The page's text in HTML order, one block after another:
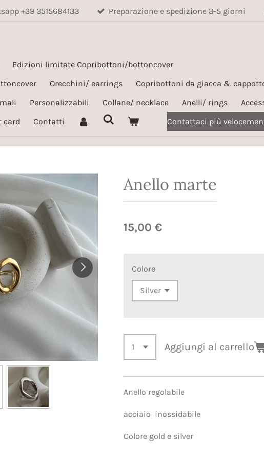
+39 3515684133 Preparazione e spedizione 3-5 giorni
Edizioni limitate Copribottoni/bottoncover
Orecchini/ earrings
Copribottoni da giacca &
Personalizzabili Collane/ necklace Anelli/ rings
card Contatti Contattaci più
Anello marte
15,00 €
Colore
Aggiungi al carrello
Anello regolabile
acciaio inossidabile
Colore gold e silver